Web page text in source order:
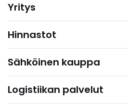
Yritys
Hinnastot
Sähköinen kauppa
Logistiikan palvelut